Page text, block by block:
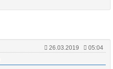
26.03.2019
05:04